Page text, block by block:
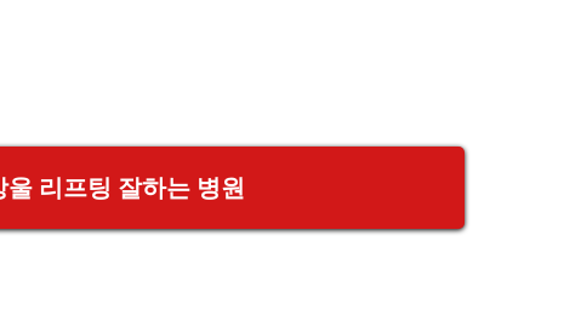
리프팅 잘하는 병원